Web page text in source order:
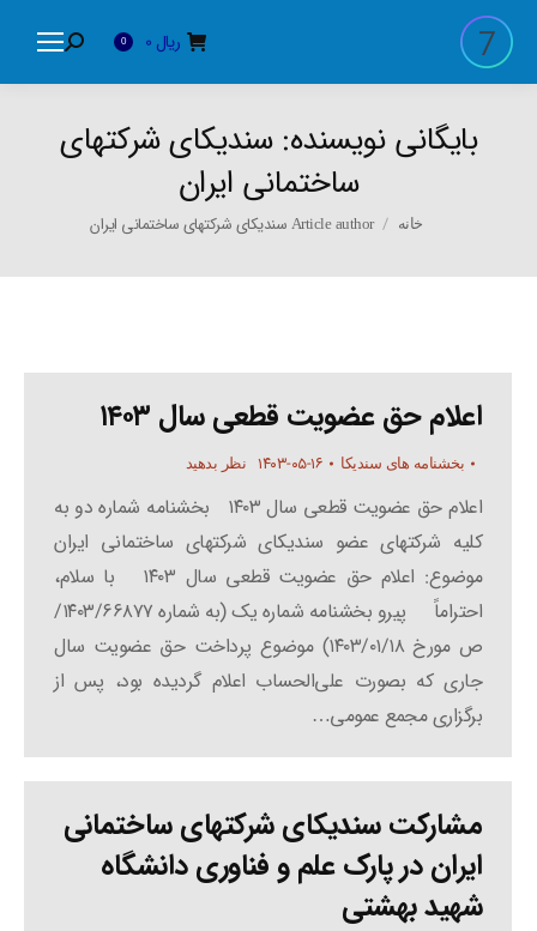
ریال 0
Search:
بایگانی نویسنده:سندیکای شرکتهای
ساختمانی ایران
You are here:
خانه Article author سندیکای شرکتهای ساختمانی ایران
اعلام حق عضویت قطعی سال ۱۴۰۳
بخشنامه های سندیکا ۱۴۰۳-۰۵-۱۶ نظر بدهید
اعلام حق عضویت قطعی سال ۱۴۰۳ بخشنامه شماره دو به
کلیه شرکتهای عضو سندیکای شرکتهای ساختمانی ایران
موضوع: اعلام حق عضویت قطعی سال ۱۴۰۳ با سلام،
احتراماً پیرو بخشنامه شماره یک (به شماره ۱۴۰۳/۶۶۸۷۷/
ص مورخ ۱۴۰۳/۰۱/۱۸) موضوع پرداخت حق عضویت سال
جاری که بصورت علی‌الحساب اعلام گردیده بود، پس از
برگزاری مجمع عمومی…
مشارکت سندیکای شرکتهای ساختمانی
ایران در پارک علم و فناوری دانشگاه
شهید بهشتی